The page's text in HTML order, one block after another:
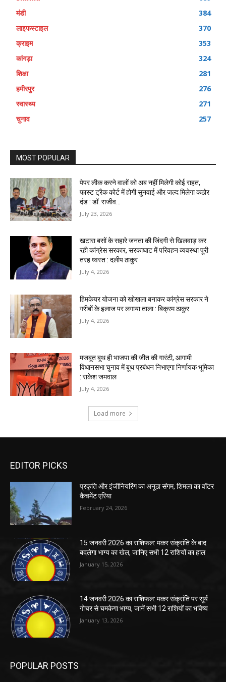
EDITOR PICKS
प्रकृति और इंजीनियरिंग का अनूठा संगम, शिमला का वॉटर
कैचमेंट एरिया
February 24, 2026
15 जनवरी 2026 का राशिफल: मकर संक्रांति के बाद
बदलेगा भाग्य का खेल, जानिए सभी 12 राशियों का हाल
January 15, 2026
14 जनवरी 2026 का राशिफल: मकर संक्रांति पर सूर्य
गोचर से चमकेगा भाग्य, जानें सभी 12 राशियों का भविष्य
January 13, 2026
POPULAR POSTS